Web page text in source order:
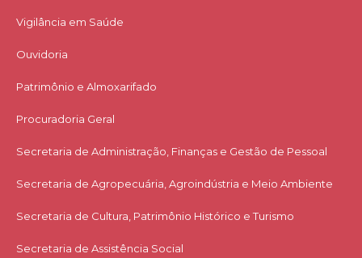
Vigilância em Saúde
Ouvidoria
Patrimônio e Almoxarifado
Procuradoria Geral
Secretaria de Administração, Finanças e Gestão de Pessoal
Secretaria de Agropecuária, Agroindústria e Meio Ambiente
Secretaria de Cultura, Patrimônio Histórico e Turismo
Secretaria de Assistência Social